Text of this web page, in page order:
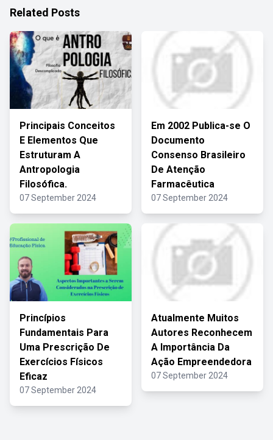
Related Posts
Principais Conceitos
E Elementos Que
Estruturam A
Antropologia
Filosófica.
07 September 2024
Em 2002 Publica-se O
Documento
Consenso Brasileiro
De Atenção
Farmacêutica
07 September 2024
Princípios
Fundamentais Para
Uma Prescrição De
Exercícios Físicos
Eficaz
07 September 2024
Atualmente Muitos
Autores Reconhecem
A Importância Da
Ação Empreendedora
07 September 2024